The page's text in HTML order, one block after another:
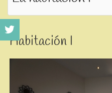
Habitación I